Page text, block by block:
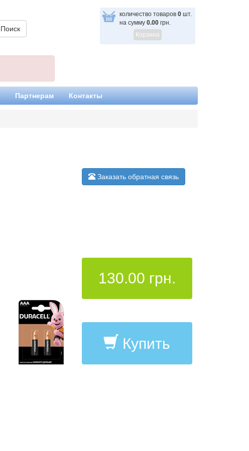
количество товаров0 шт.
на сумму0.00 грн.
Корзина
Партнерам Контакты
130.00 грн.
Купить
Заказать обратная связь